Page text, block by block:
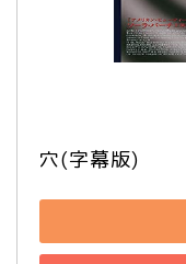
穴(字幕版)